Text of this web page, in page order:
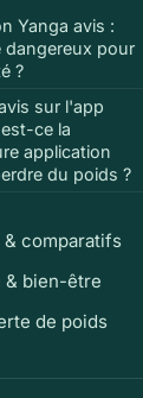
Yanga avis :
dangereux pour
?
sur l'app
ce la
application
du poids ?
& comparatifs
& bien-être
de poids